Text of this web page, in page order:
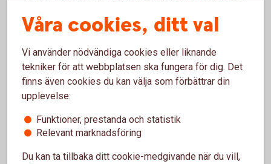
ge avkall på möjligheten.
Våra cookies, ditt val
Vi använder nödvändiga cookies eller liknande
tekniker för att webbplatsen ska fungera för dig. Det
finns även cookies du kan välja som förbättrar din
upplevelse:
Funktioner, prestanda och statistik
Relevant marknadsföring
Du kan ta tillbaka ditt cookie-medgivande när du vill,